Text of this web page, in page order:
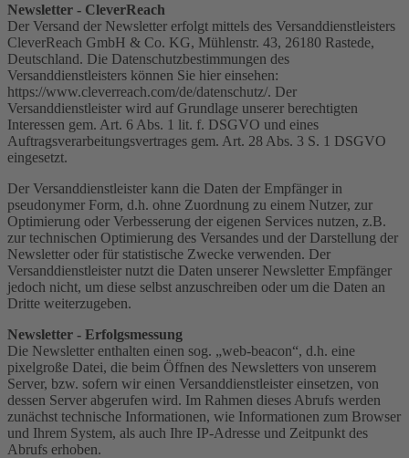
Newsletter - CleverReach
Der Versand der Newsletter erfolgt mittels des Versanddienstleisters
CleverReach GmbH & Co. KG, Mühlenstr. 43, 26180 Rastede,
Deutschland. Die Datenschutzbestimmungen des
Versanddienstleisters können Sie hier einsehen:
https://www.cleverreach.com/de/datenschutz/. Der
Versanddienstleister wird auf Grundlage unserer berechtigten
Interessen gem. Art. 6 Abs. 1 lit. f. DSGVO und eines
Auftragsverarbeitungsvertrages gem. Art. 28 Abs. 3 S. 1 DSGVO
eingesetzt.
Der Versanddienstleister kann die Daten der Empfänger in
pseudonymer Form, d.h. ohne Zuordnung zu einem Nutzer, zur
Optimierung oder Verbesserung der eigenen Services nutzen, z.B.
zur technischen Optimierung des Versandes und der Darstellung der
Newsletter oder für statistische Zwecke verwenden. Der
Versanddienstleister nutzt die Daten unserer Newsletter Empfänger
jedoch nicht, um diese selbst anzuschreiben oder um die Daten an
Dritte weiterzugeben.
Newsletter - Erfolgsmessung
Die Newsletter enthalten einen sog. „web-beacon“, d.h. eine
pixelgroße Datei, die beim Öffnen des Newsletters von unserem
Server, bzw. sofern wir einen Versanddienstleister einsetzen, von
dessen Server abgerufen wird. Im Rahmen dieses Abrufs werden
zunächst technische Informationen, wie Informationen zum Browser
und Ihrem System, als auch Ihre IP-Adresse und Zeitpunkt des
Abrufs erhoben.